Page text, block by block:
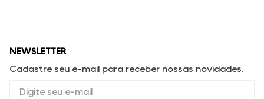
NEWSLETTER
Cadastre seu e-mail para receber nossas novidades.